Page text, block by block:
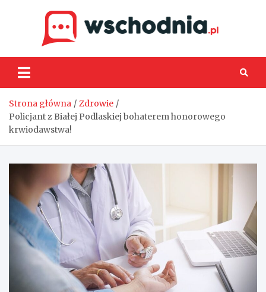
Strona główna
Zdrowie
Policjant z Białej Podlaskiej bohaterem honorowego
krwiodawstwa!